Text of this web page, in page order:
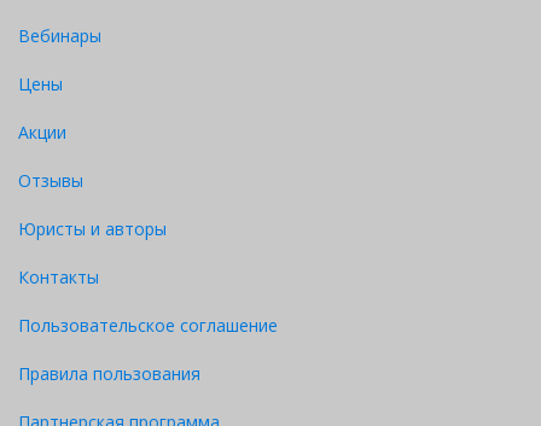
Вебинары
Цены
Акции
Отзывы
Юристы и авторы
Контакты
Пользовательское соглашение
Правила пользования